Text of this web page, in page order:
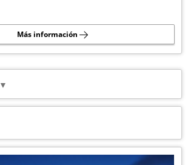
Más información
▼